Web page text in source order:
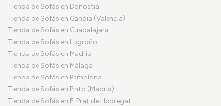
Tienda de Sofás en Donostia
Tienda de Sofás en Gandia (Valencia)
Tienda de Sofás en Guadalajara
Tienda de Sofás en Logroño
Tienda de Sofás en Madrid
Tienda de Sofás en Málaga
Tienda de Sofás en Pamplona
Tienda de Sofás en Pinto (Madrid)
Tienda de Sofás en El Prat de Llobregat